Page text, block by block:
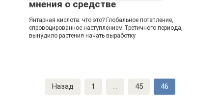
мнения о средстве
Янтарная кислота: что это? Глобальное потепление,
спровоцированное наступлением Третичного периода,
вынудило растения начать выработку
Назад 1 ... 45 46